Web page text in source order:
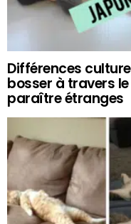
Différences
bosser à travers
paraître étranges